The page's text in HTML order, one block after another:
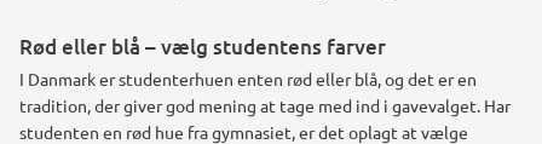
Rød eller blå – vælg studentens farver
I Danmark er studenterhuen enten rød eller blå, og det er en
tradition, der giver god mening at tage med ind i gavevalget. Har
studenten en rød hue fra gymnasiet, er det oplagt at vælge